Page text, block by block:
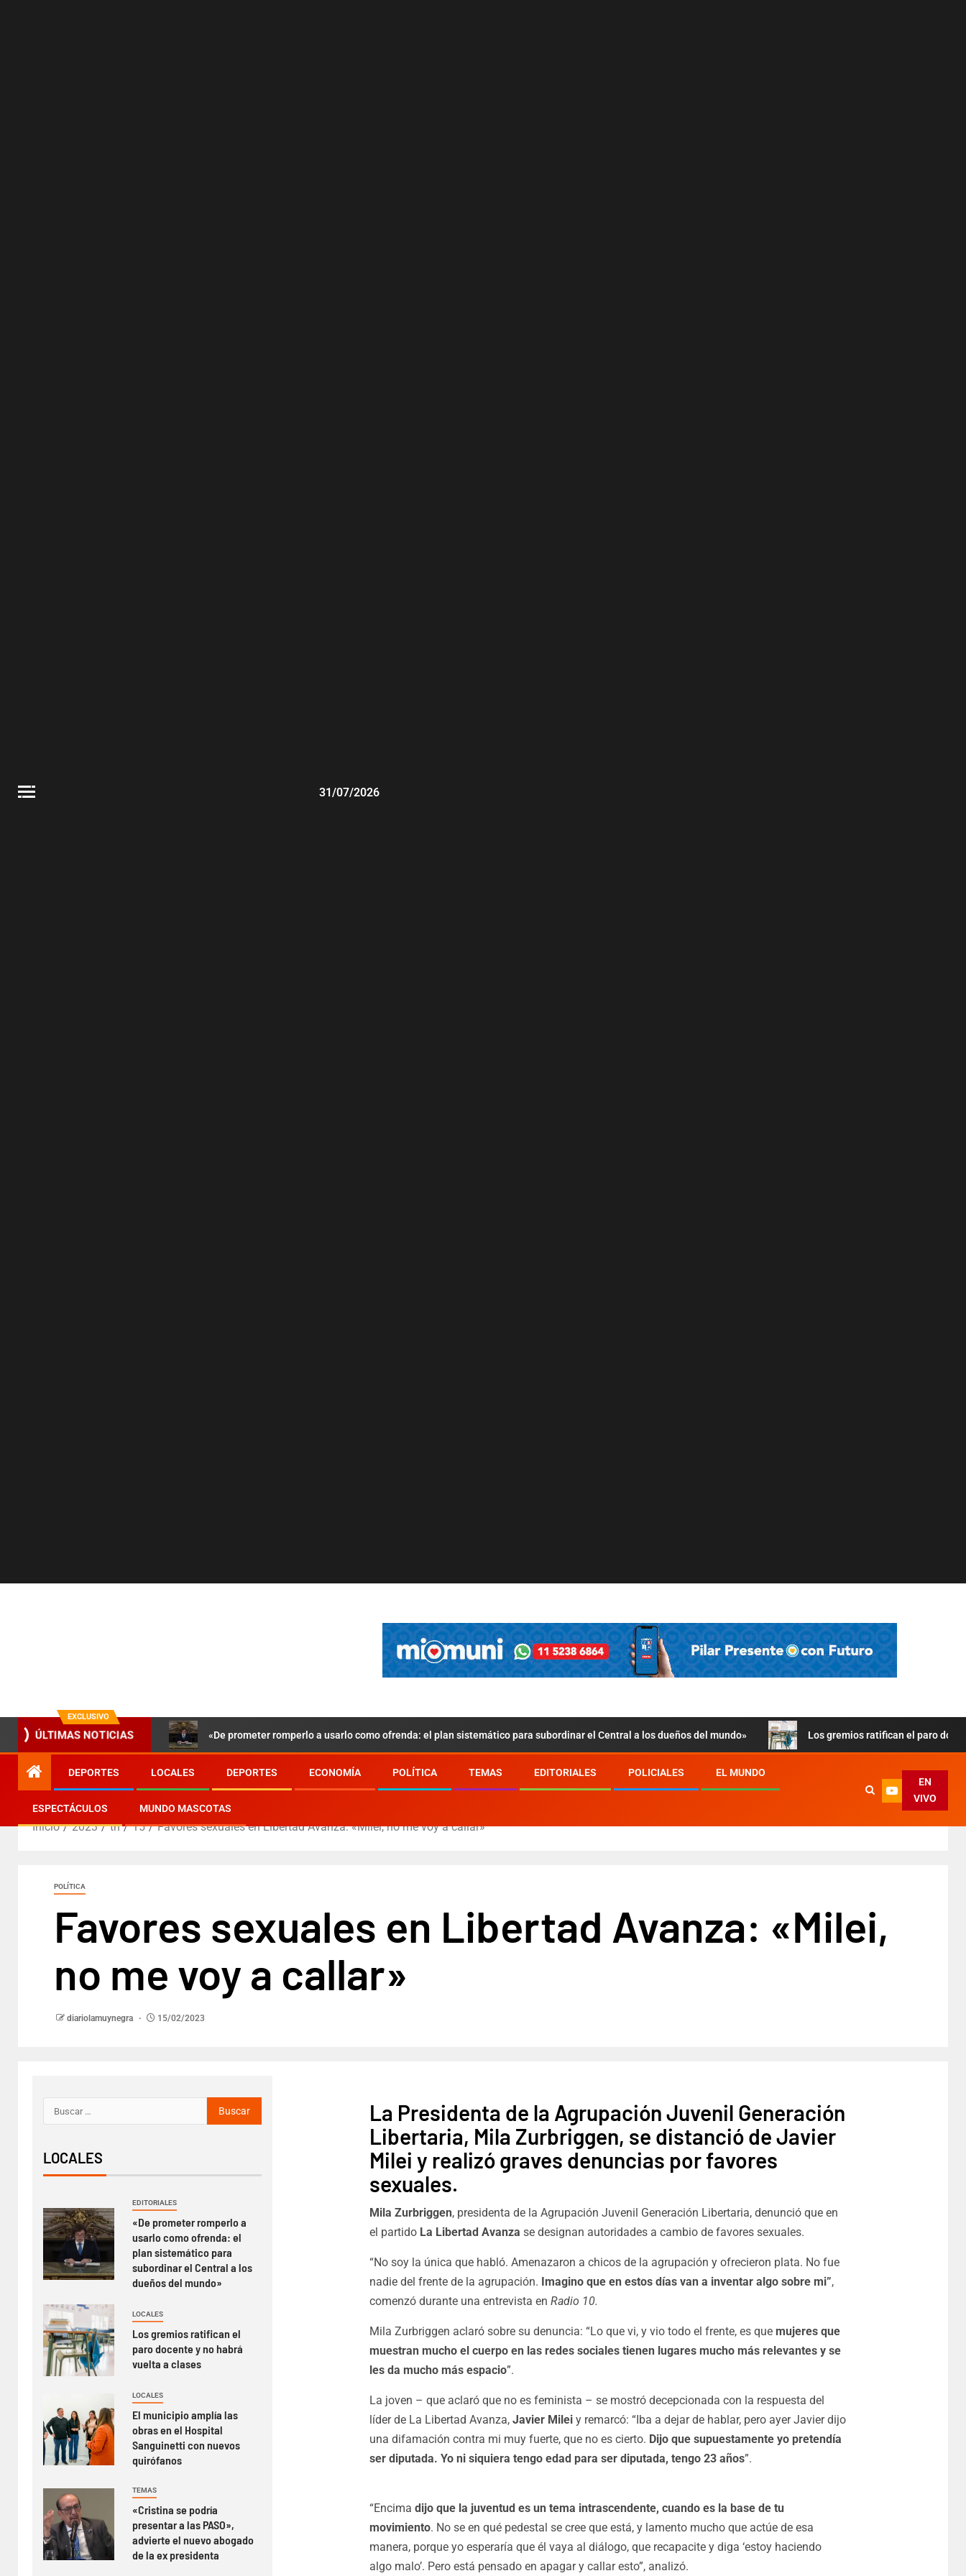
31/07/2026
EXCLUSIVO
ÚLTIMAS NOTICIAS «De prometer romperlo a usarlo como ofrenda: el plan sistemático para subordinar el Central a los dueños del mundo» Los gremios ratifican el paro
DEPORTES LOCALES DEPORTES ECONOMÍA POLÍTICA TEMAS EDITORIALES POLICIALES EL MUNDO
ESPECTÁCULOS MUNDO MASCOTAS
EN
VIVO
Inicio 2023 th 15 Favores sexuales en Libertad Avanza: «Milei, no me voy a callar»
POLÍTICA
Favores sexuales en Libertad Avanza: «Milei,
no me voy a callar»
diariolamuynegra 15/02/2023
La Presidenta de la Agrupación Juvenil Generación
Libertaria, Mila Zurbriggen, se distanció de Javier
Milei y realizó graves denuncias por favores
sexuales.
Mila Zurbriggen, presidenta de la Agrupación Juvenil Generación Libertaria, denunció que en
el partido La Libertad Avanza se designan autoridades a cambio de favores sexuales.
“No soy la única que habló. Amenazaron a chicos de la agrupación y ofrecieron plata. No fue
nadie del frente de la agrupación. Imagino que en estos días van a inventar algo sobre mi”,
comenzó durante una entrevista en Radio 10.
Mila Zurbriggen aclaró sobre su denuncia: “Lo que vi, y vio todo el frente, es que mujeres que
muestran mucho el cuerpo en las redes sociales tienen lugares mucho más relevantes y se
les da mucho más espacio”.
La joven – que aclaró que no es feminista – se mostró decepcionada con la respuesta del
líder de La Libertad Avanza, Javier Mileiy remarcó: “Iba a dejar de hablar, pero ayer Javier dijo
una difamación contra mi muy fuerte, que no es cierto. Dijo que supuestamente yo pretendía
ser diputada. Yo ni siquiera tengo edad para ser diputada, tengo 23 años”.
“Encima dijo que la juventud es un tema intrascendente, cuando es la base de tu
movimiento. No se en qué pedestal se cree que está, y lamento mucho que actúe de esa
manera, porque yo esperaría que él vaya al diálogo, que recapacite y diga ‘estoy haciendo
algo malo’. Pero está pensado en apagar y callar esto”, analizó.
LOCALES
EDITORIALES
«De prometer romperlo a
usarlo como ofrenda: el
plan sistemático para
subordinar el Central a los
dueños del mundo»
LOCALES
Los gremios ratifican el
paro docente y no habrá
vuelta a clases
LOCALES
El municipio amplía las
obras en el Hospital
Sanguinetti con nuevos
quirófanos
TEMAS
«Cristina se podría
presentar a las PASO»,
advierte el nuevo abogado
de la ex presidenta